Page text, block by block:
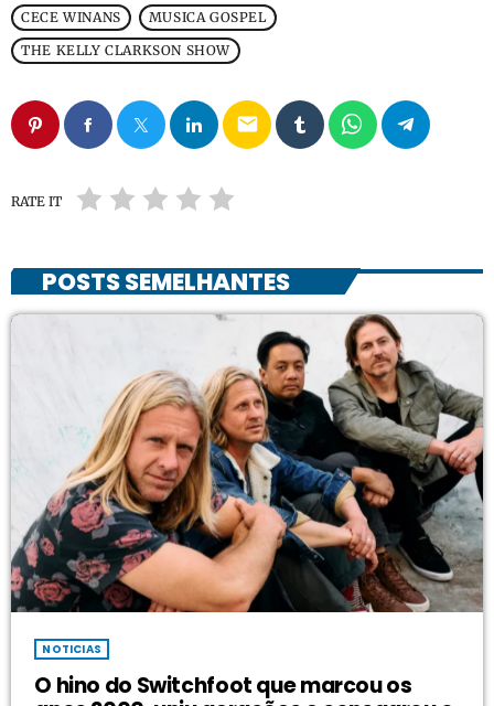
CECE WINANS
MUSICA GOSPEL
THE KELLY CLARKSON SHOW
email
RATE IT
POSTS SEMELHANTES
NOTICIAS
O hino do Switchfoot que marcou os